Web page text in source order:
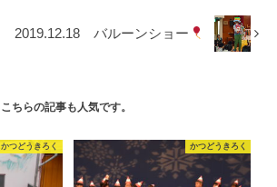
2019.12.18 バルーンショー
こちらの記事も人気です。
かつどうきろく かつどうきろく